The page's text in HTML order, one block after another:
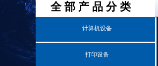
全 部 产 品 分 ​类
计算机设备
打印设备